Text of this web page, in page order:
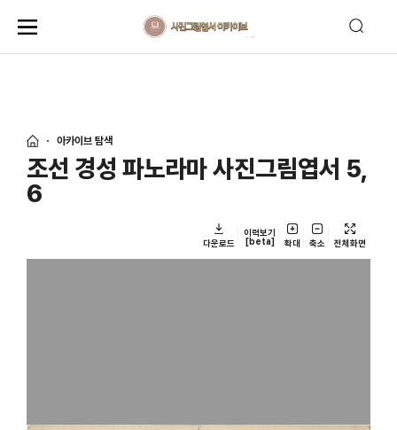
아카이브 탐색
조선 경성 파노라마 사진그림엽서 5,
6
다운로드
이력보기
[beta]
확대 축소 전체화면